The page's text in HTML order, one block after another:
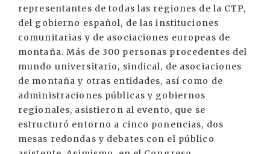
representantes de todas las regiones de la CTP,
del gobierno español, de las instituciones
comunitarias y de asociaciones europeas de
montaña. Más de 300 personas procedentes del
mundo universitario, sindical, de asociaciones
de montaña y otras entidades, así como de
administraciones públicas y gobiernos
regionales, asistieron al evento, que se
estructuró entorno a cinco ponencias, dos
mesas redondas y debates con el público